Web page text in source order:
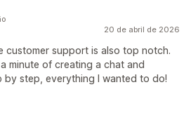
20 de abril de 2026
customer support is also top notch.
minute of creating a chat and
by step, everything I wanted to do!